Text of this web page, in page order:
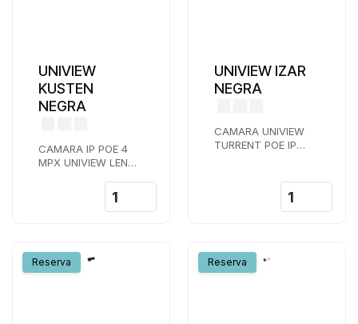
UNIVIEW
KUSTEN
NEGRA
CAMARA IP POE 4
MPX UNIVIEW LENTE
AUDIO UMD WDR
UNIVIEW IZAR
NEGRA
CAMARA UNIVIEW
TURRENT POE IP
M LUZ BLANCA
INCORPORADO
Reserva Reserva